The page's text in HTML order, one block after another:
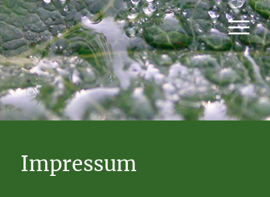
Impressum